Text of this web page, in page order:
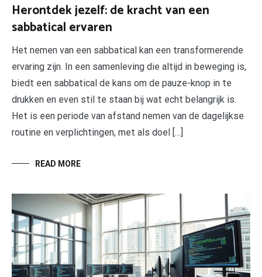
Herontdek jezelf: de kracht van een
sabbatical ervaren
Het nemen van een sabbatical kan een transformerende
ervaring zijn. In een samenleving die altijd in beweging is,
biedt een sabbatical de kans om de pauze-knop in te
drukken en even stil te staan bij wat echt belangrijk is.
Het is een periode van afstand nemen van de dagelijkse
routine en verplichtingen, met als doel […]
READ MORE